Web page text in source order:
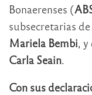
Bonaerenses (
subsecretarias
Mariela Bembi, y
Carla Seain.
Con sus